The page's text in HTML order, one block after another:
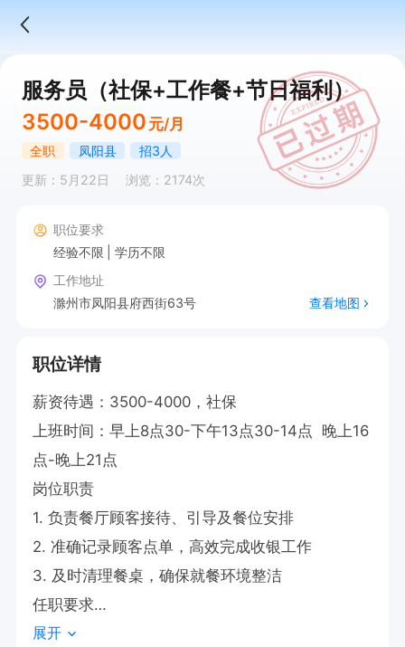
服务员（社保+工作餐+节日福利）
3500-4000 元/月
全职 凤阳县
招3人
更新：5月22日
浏览：2174次
职位要求
经验不限
学历不限
工作地址
滁州市凤阳县府西街63号
查看地图
职位详情
薪资待遇：3500-4000，社保
上班时间：早上8点30-下午13点30-14点  晚上16
点-晚上21点
岗位职责
1. 负责餐厅顾客接待、引导及餐位安排
2. 准确记录顾客点单，高效完成收银工作
3. 及时清理餐桌，确保就餐环境整洁
任职要求
1. 有餐饮服务经历
展开